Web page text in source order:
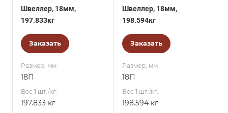
Швеллер, 18мм,
197.833кг
Заказать
Размер, мм
18П
Вес 1 шт./кг.
197.833 кг
Швеллер, 18мм,
198.594кг
Заказать
Размер, мм
18П
Вес 1 шт./кг.
198.594 кг